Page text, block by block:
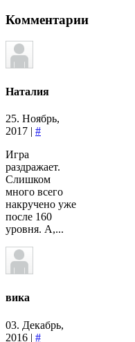
Комментарии
Наталия
25. Ноябрь,
2017 | #
Игра
раздражает.
Слишком
много всего
накручено уже
после 160
уровня. А,...
вика
03. Декабрь,
2016 | #